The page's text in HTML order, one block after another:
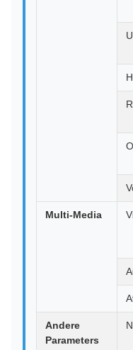
Multi-Media
Andere
Parameters